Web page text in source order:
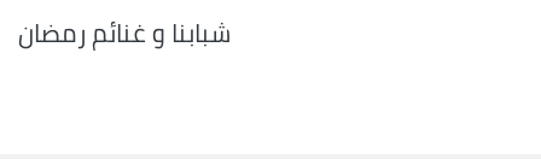
شبابنا و غنائم رمضان